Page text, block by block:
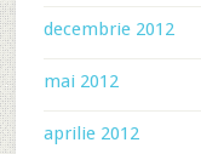
decembrie 2012
mai 2012
aprilie 2012